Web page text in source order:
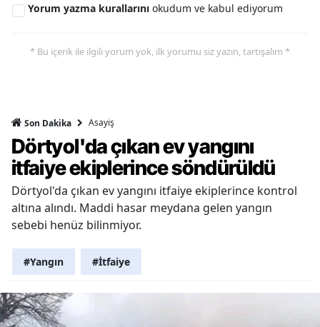
Yorum yazma kurallarını okudum ve kabul ediyorum
* Bu içerik ile ilgili yorum yok, ilk yorumu siz yazın, tartışalım *
Son Dakika Asayiş
Dörtyol'da çıkan ev yangını
itfaiye ekiplerince söndürüldü
Dörtyol'da çıkan ev yangını itfaiye ekiplerince kontrol
altına alındı. Maddi hasar meydana gelen yangın
sebebi henüz bilinmiyor.
#Yangın #İtfaiye